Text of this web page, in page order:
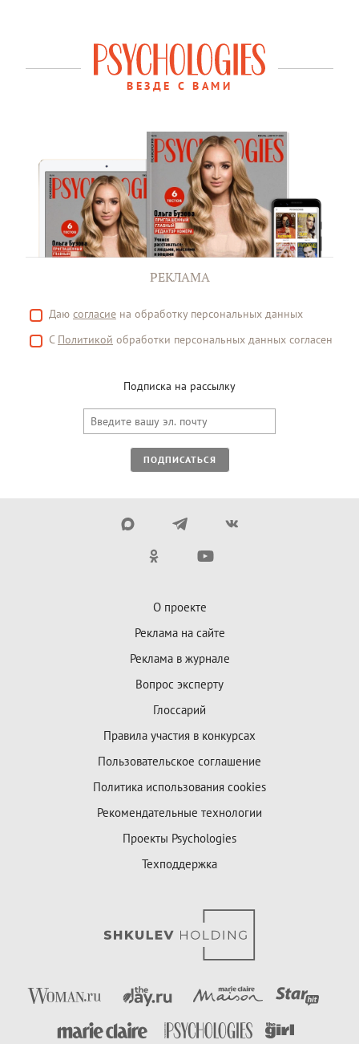
ВЕЗДЕ С ВАМИ
РЕКЛАМА
Даю согласие на обработку персональных данных
С Политикой обработки персональных данных согласен
Подписка на рассылку
ПОДПИСАТЬСЯ
О проекте
Реклама на сайте
Реклама в журнале
Вопрос эксперту
Глоссарий
Правила участия в конкурсах
Пользовательское соглашение
Политика использования cookies
Рекомендательные технологии
Проекты Psychologies
Техподдержка